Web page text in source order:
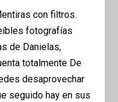
con filtros.
fotografías
de Danielas,
totalmente De
desaprovechar
seguido hay en sus